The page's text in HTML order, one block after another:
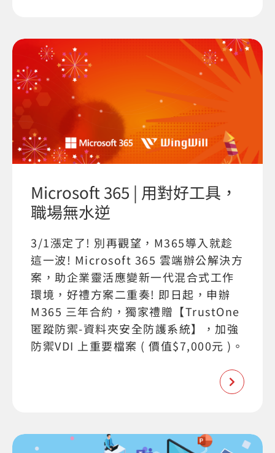
Microsoft 365 | 用對好工具，
職場無水逆
3/1漲定了! 別再觀望，M365導入就趁
這一波! Microsoft 365 雲端辦公解決方
案，助企業靈活應變新一代混合式工作
環境，好禮方案二重奏! 即日起，申辦
M365 三年合約，獨家禮贈【TrustOne
匿蹤防禦-資料夾安全防護系統】，加強
防禦VDI 上重要檔案 ( 價值$7,000元 )。